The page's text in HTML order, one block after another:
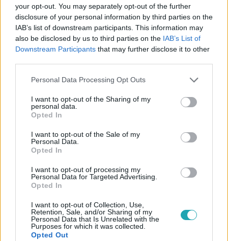
your opt-out. You may separately opt-out of the further
disclosure of your personal information by third parties on the
IAB’s list of downstream participants. This information may
also be disclosed by us to third parties on the IAB’s List of
Downstream Participants that may further disclose it to other
Please note that this website/app uses one or more Google
not limited to your visit or usage behaviour. You may click to
grant or deny consent to Google and its third-party tags to
use your data for below specified purposes in below Google
consent section.
Personal Data Processing Opt Outs
I want to opt-out of the Sharing of my
personal data.
Opted In
I want to opt-out of the Sale of my
Personal Data.
Opted In
I want to opt-out of processing my
Personal Data for Targeted Advertising.
Opted In
I want to opt-out of Collection, Use,
Retention, Sale, and/or Sharing of my
Personal Data that Is Unrelated with the
Purposes for which it was collected.
Opted Out
Kövess minket, és értesülj a friss hírekről a
Facebookon is!